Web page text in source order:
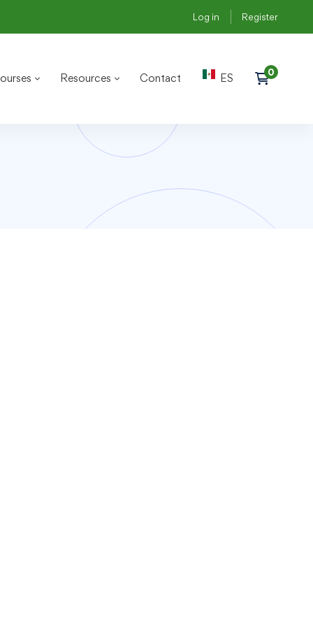
Log in Register
Resources Contact ES